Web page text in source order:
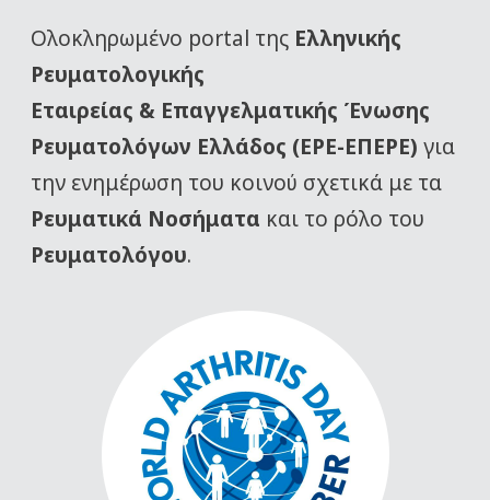
Oλοκληρωμένο portal της Ελληνικής
Ρευματολογικής
Εταιρείας & Επαγγελματικής Ένωσης
Ρευματολόγων Ελλάδος (ΕΡΕ-ΕΠΕΡΕ) για
την ενημέρωση του κοινού σχετικά με τα
Ρευματικά Νοσήματα και το ρόλο του
Ρευματολόγου.